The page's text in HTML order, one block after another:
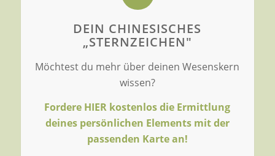
DEIN CHINESISCHES
„STERNZEICHEN"
Möchtest du mehr über deinen Wesenskern
wissen?
Fordere HIER kostenlos die Ermittlung
deines persönlichen Elements mit der
passenden Karte an!